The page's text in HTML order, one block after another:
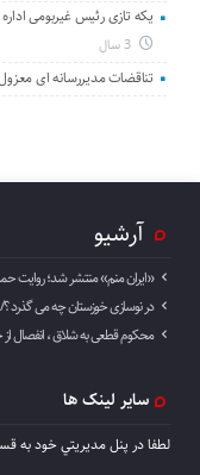
یکه تازی رئیس غیربومی
3 سال
تناقضات مدیررسانه ای
آرشیو
«ایران منم» منتشر شد؛ روایت
در نوسازی خوزستان چه می گذرد
محکوم قطعی به شلاق ، انفصال از
سایر لینک ها
لطفا در پنل مديريتي خود به